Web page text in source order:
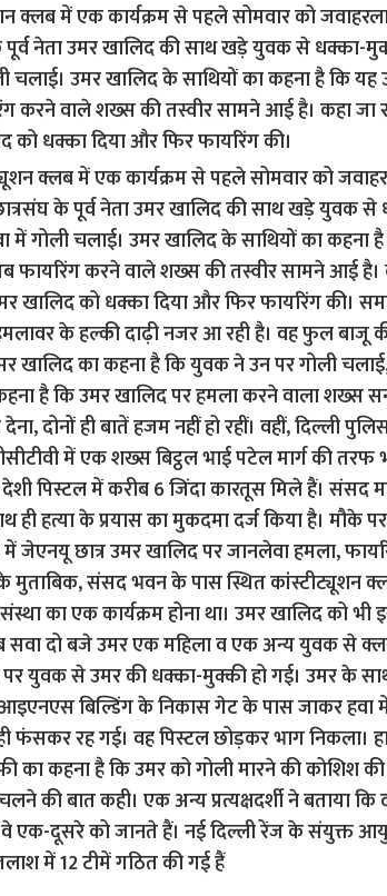
क्लब में एक कार्यक्रम से पहले सोमवार को
पूर्व नेता उमर खालिद की साथ खड़े युवक से धक्का-
चलाई। उमर खालिद के साथियों का कहना है कि यह
करने वाले शख्स की तस्वीर सामने आई है। कहा जा
को धक्का दिया और फिर फायरिंग की।